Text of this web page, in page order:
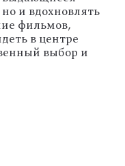
и вдохновлять
фильмов,
в центре
выбор и